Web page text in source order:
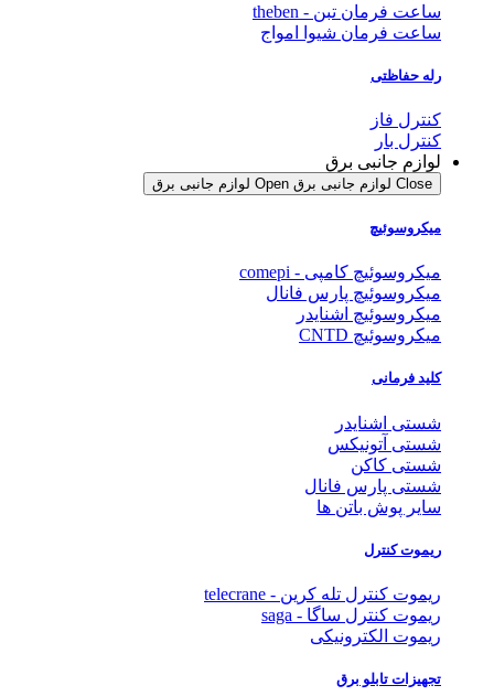
ساعت فرمان تبن - theben
ساعت فرمان شیوا امواج
رله حفاظتی
کنترل فاز
کنترل بار
لوازم جانبی برق
Close لوازم جانبی برق Open لوازم جانبی برق
میکروسوئیچ
میکروسوئیچ کامپی - comepi
میکروسوئیچ پارس فانال
میکروسوئیچ اشنایدر
میکروسوئیچ CNTD
کلید فرمانی
شستی اشنایدر
شستی آتونیکس
شستی کاکن
شستی پارس فانال
سایر پوش باتن ها
ریموت کنترل
ریموت کنترل تله کرین - telecrane
ریموت کنترل ساگا - saga
ریموت الکترونیکی
تجهیزات تابلو برق